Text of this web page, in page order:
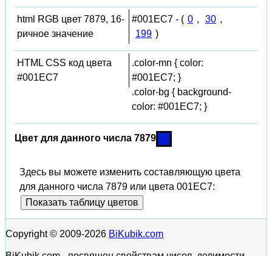
html RGB цвет 7879, 16-
ричное значение
#001EC7 - ( 0 , 30 ,
199 )
HTML CSS код цвета
#001EC7
.color-mn { color:
#001EC7; }
.color-bg { background-
color: #001EC7; }
Цвет для данного числа 7879
Здесь вы можете изменить составляющую цвета
для данного числа 7879 или цвета 001EC7:
Показать таблицу цветов
Copyright © 2009-2026 BiKubik.com